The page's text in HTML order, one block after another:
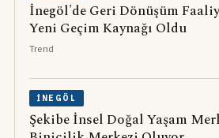
İnegöl'de Geri Dönüşüm
Yeni Geçim Kaynağı Oldu
Trend
İNEGÖL
Şekibe İnsel Doğal Yaşam